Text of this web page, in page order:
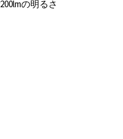
の明るさ